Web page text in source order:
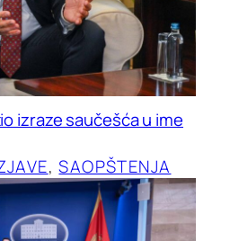
izraze saučešća u ime
, SAOPŠTENJA